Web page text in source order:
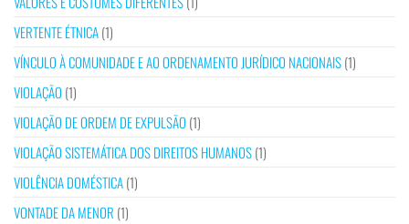
VERTENTE ÉTNICA(1)
VÍNCULO À COMUNIDADE E AO ORDENAMENTO JURÍDICO NACIONAIS(1)
VIOLAÇÃO (1)
VIOLAÇÃO DE ORDEM DE EXPULSÃO (1)
VIOLAÇÃO SISTEMÁTICA DOS DIREITOS HUMANOS(1)
VIOLÊNCIA DOMÉSTICA(1)
VONTADE DA MENOR (1)